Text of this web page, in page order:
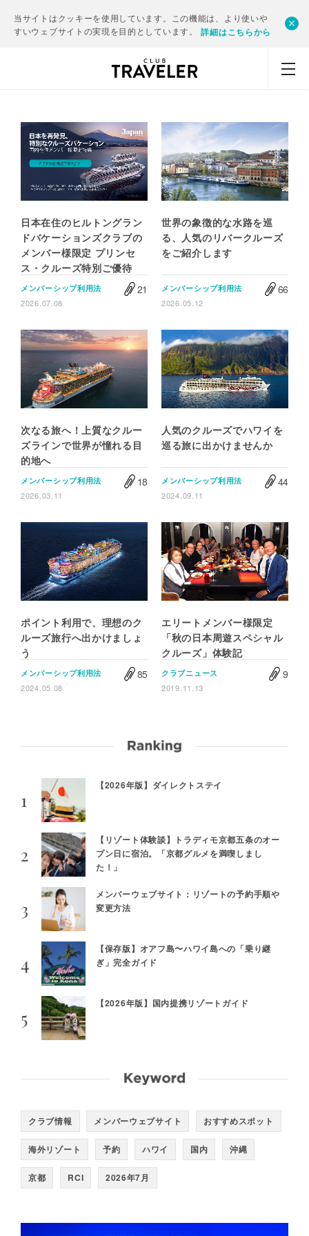
当サイトはクッキーを使用しています。この機能は、より使いや
すいウェブサイトの実現を目的としています。
詳細はこちらから
日本在住のヒルトングラン
ドバケーションズクラブの
メンバー様限定 プリンセ
ス・クルーズ特別ご優待
メンバーシップ利用法
2026.07.08
21
世界の象徴的な水路を巡
る、人気のリバークルーズ
をご紹介します
メンバーシップ利用法
2026.05.12
66
次なる旅へ！上質なクルー
ズラインで世界が憧れる目
的地へ
メンバーシップ利用法
2026.03.11
18
人気のクルーズでハワイを
巡る旅に出かけませんか
メンバーシップ利用法
2024.09.11
44
ポイント利用で、理想のク
ルーズ旅行へ出かけましょ
う
メンバーシップ利用法
2024.05.08
85
エリートメンバー様限定
「秋の日本周遊スペシャル
クルーズ」体験記
クラブニュース
2019.11.13
9
【2026年版】ダイレクトステイ
【リゾート体験談】トラディモ京都五条のオー
プン日に宿泊。「京都グルメを満喫しまし
た！」
メンバーウェブサイト：リゾートの予約手順や
変更方法
【保存版】オアフ島〜ハワイ島への「乗り継
ぎ」完全ガイド
【2026年版】国内提携リゾートガイド
クラブ情報 メンバーウェブサイト おすすめスポット
海外リゾート 予約 ハワイ 国内 沖縄
京都 RCI 2026年7月